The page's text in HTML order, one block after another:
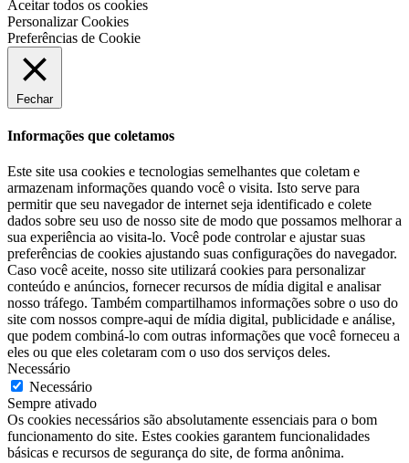
Aceitar todos os cookies
Personalizar Cookies
Preferências de Cookie
Fechar
Informações que coletamos
Este site usa cookies e tecnologias semelhantes que coletam e
armazenam informações quando você o visita. Isto serve para
permitir que seu navegador de internet seja identificado e colete
dados sobre seu uso de nosso site de modo que possamos melhorar a
sua experiência ao visita-lo. Você pode controlar e ajustar suas
preferências de cookies ajustando suas configurações do navegador.
Caso você aceite, nosso site utilizará cookies para personalizar
conteúdo e anúncios, fornecer recursos de mídia digital e analisar
nosso tráfego. Também compartilhamos informações sobre o uso do
site com nossos compre-aqui de mídia digital, publicidade e análise,
que podem combiná-lo com outras informações que você forneceu a
eles ou que eles coletaram com o uso dos serviços deles.
Necessário
Necessário
Sempre ativado
Os cookies necessários são absolutamente essenciais para o bom
funcionamento do site. Estes cookies garantem funcionalidades
básicas e recursos de segurança do site, de forma anônima.